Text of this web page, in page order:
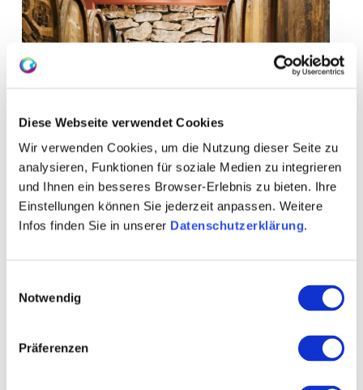
Diese Webseite verwendet Cookies
Wir verwenden Cookies, um die Nutzung dieser Seite zu
analysieren, Funktionen für soziale Medien zu integrieren
und Ihnen ein besseres Browser-Erlebnis zu bieten. Ihre
Einstellungen können Sie jederzeit anpassen. Weitere
Infos finden Sie in unserer Datenschutzerklärung.
Notwendig
Präferenzen